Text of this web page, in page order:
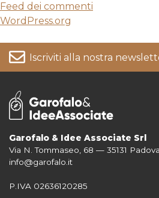
Feed dei commenti
WordPress.org
Iscriviti alla nostra
Per informazioni su come vengono trattati
Privacy Policy
Garofalo & Idee Associate Srl
Via N. Tommaseo, 68 — 35131 Padova
info@garofalo.it
P.IVA 02636120285